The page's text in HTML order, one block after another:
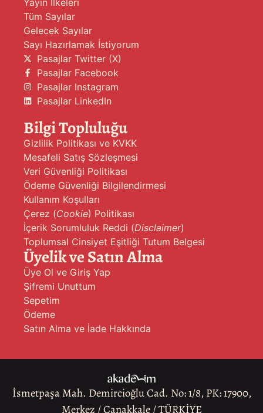
Tüm Sayılar
Gelecek Sayılar
Sayı Hazırlamak İstiyorum
Pasajlar Twitter (X)
Pasajlar Facebook
Pasajlar Instagram
Pasajlar LinkedIn
Bilgi Topluluğu
Gizlilik Politikası ve KVKK
Mesafeli Satış Sözleşmesi
Veri Güvenliği Politikası
Ödeme Güvenliği Bilgilendirmesi
Kullanım Koşulları
Çerez (Cookie) Politikası
İçerik Sorumluluk Reddi (Disclaimer)
Toplumsal Cinsiyet Eşitliği Tutum Belgesi
Üyelik ve Satın Alma
Üye Ol ve Giriş Yap
Şifremi Unuttum
Sepetim
Ödeme
Satın Alma ve İade Hakkında
İsmetpaşa Mah. Demircioğlu Cad. No: 1/8, PK: 17900,
Merkez / Çanakkale / TÜRKİYE